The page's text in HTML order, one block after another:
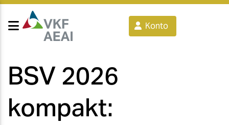
Konto
BSV 2026
kompakt: